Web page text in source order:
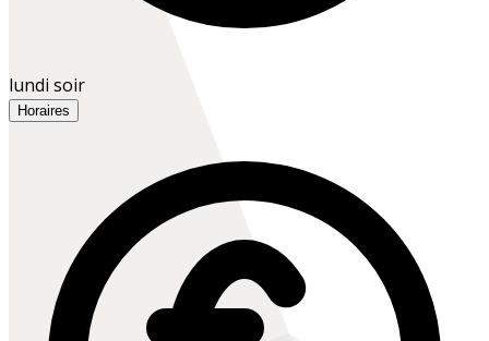
lundi soir
Horaires